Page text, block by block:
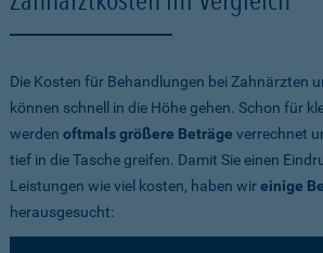
Die Kosten für Behandlungen bei Zahnärzten
können schnell in die Höhe gehen. Schon für
werden oftmals größere Beträge verrechnet
tief in die Tasche greifen. Damit Sie einen
Leistungen wie viel kosten, haben wireinige
herausgesucht: